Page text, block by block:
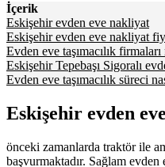
İçerik
Eskişehir evden eve nakliyat
Eskişehir evden eve nakliyat
Evden eve taşımacılık
Eskişehir Tepebaşı Sigoralı
Evden eve taşımacılık süreci
Eskişehir evden
önceki zamanlarda traktör ile
başvurmaktadır. Sağlam